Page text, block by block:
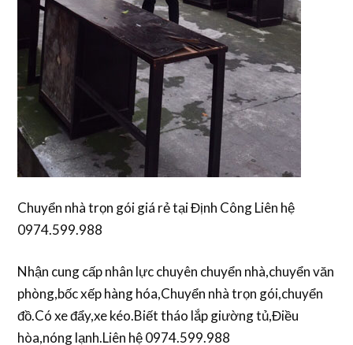
Chuyển nhà trọn gói giá rẻ tại Định Công Liên hệ
0974.599.988
Nhận cung cấp nhân lực chuyên chuyển nhà,chuyển văn
phòng,bốc xếp hàng hóa,Chuyển nhà trọn gói,chuyển
đồ.Có xe đẩy,xe kéo.Biết tháo lắp giường tủ,Điều
hòa,nóng lạnh.Liên hệ 0974.599.988